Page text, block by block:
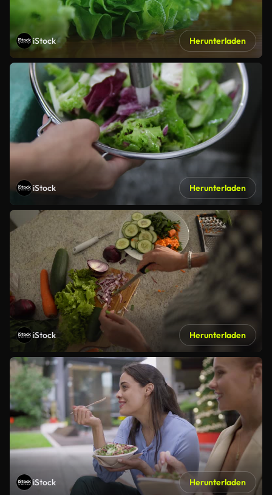
iStock Herunterladen
iStock Herunterladen
iStock Herunterladen
iStock Herunterladen